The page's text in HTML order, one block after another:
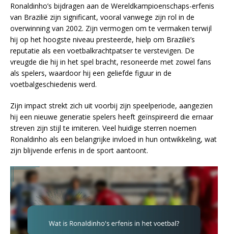
Ronaldinho’s bijdragen aan de Wereldkampioenschaps-erfenis
van Brazilië zijn significant, vooral vanwege zijn rol in de
overwinning van 2002. Zijn vermogen om te vermaken terwijl
hij op het hoogste niveau presteerde, hielp om Brazilië’s
reputatie als een voetbalkrachtpatser te verstevigen. De
vreugde die hij in het spel bracht, resoneerde met zowel fans
als spelers, waardoor hij een geliefde figuur in de
voetbalgeschiedenis werd.
Zijn impact strekt zich uit voorbij zijn speelperiode, aangezien
hij een nieuwe generatie spelers heeft geïnspireerd die ernaar
streven zijn stijl te imiteren. Veel huidige sterren noemen
Ronaldinho als een belangrijke invloed in hun ontwikkeling, wat
zijn blijvende erfenis in de sport aantoont.